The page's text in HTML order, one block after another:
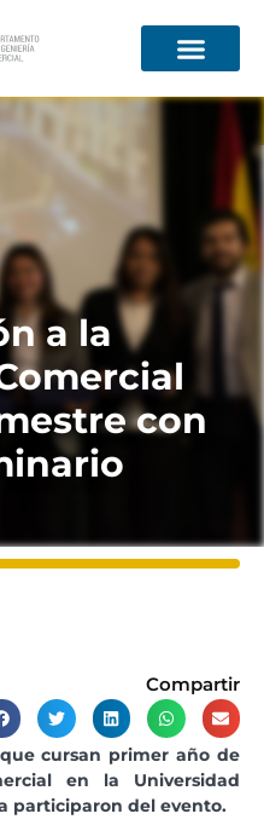
para
a la
con
Compartir
cursan primer año de
en la Universidad
participaron del evento.